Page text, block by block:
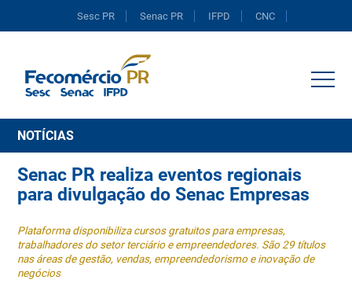
Sesc PR Senac PR IFPD CNC
NOTÍCIAS
Senac PR realiza eventos regionais
para divulgação do Senac Empresas
Plataforma disponibiliza cursos gratuitos para empresas,
trabalhadores do setor terciário e empreendedores. São 29 títulos
nas áreas de gestão, vendas, empreendedorismo e inovação de
negócios